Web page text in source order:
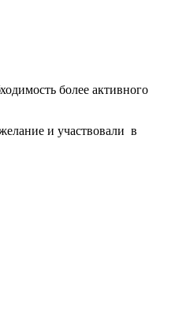
более активного
и участвовали в